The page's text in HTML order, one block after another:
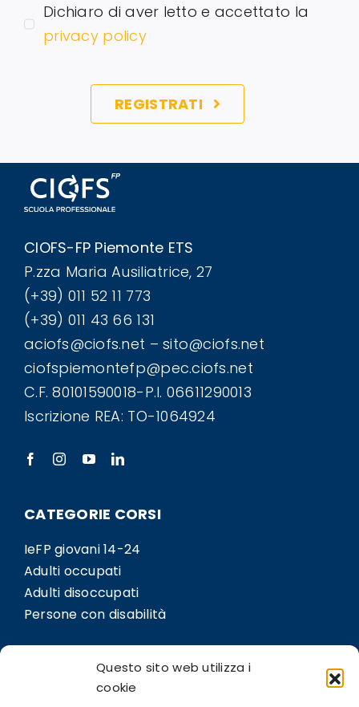
Questo sito web utilizza i
cookie
Dichiaro di aver letto e accettato la
privacy policy
REGISTRATI
CIOFS-FP Piemonte ETS
P.zza Maria Ausiliatrice, 27
(+39) 011 52 11 773
(+39) 011 43 66 131
aciofs@ciofs.net – sito@ciofs.net
ciofspiemontefp@pec.ciofs.net
C.F. 80101590018-P.I. 06611290013
Iscrizione REA: TO-1064924
CATEGORIE CORSI
IeFP giovani 14-24
Adulti occupati
Adulti disoccupati
Persone con disabilità
LINK